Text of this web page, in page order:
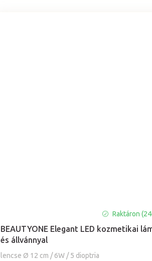
BEAUTYONE Elegant LED kozmetikai
és állvánnyal
lencse Ø 12 cm / 6W / 5 dioptria
átlagos
értékelése
5-
Raktáron